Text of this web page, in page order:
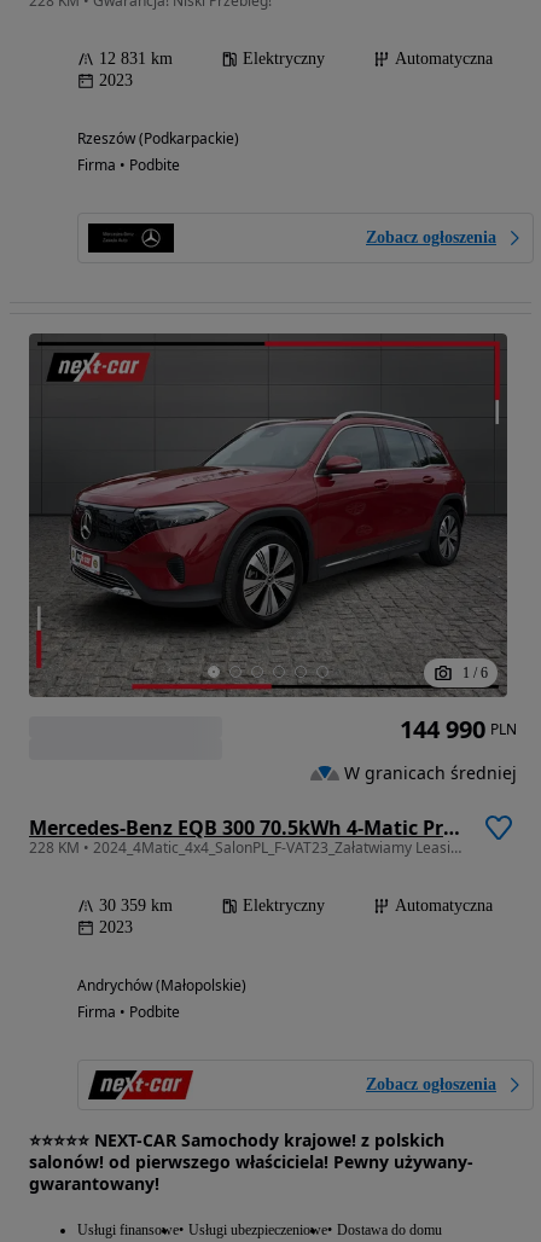
12 831 km Elektryczny
Automatyczna
2023
Rzeszów (Podkarpackie)
Firma • Podbite
Zobacz ogłoszenia
1 / 6
Mercedes-Benz EQB 300 70.5kWh 4-Matic Progressive
228 KM • 2024_4Matic_4x4_SalonPL_F-VAT23_Załatwiamy Leasing_Super_Okazja!
30 359 km Elektryczny
Automatyczna
2023
Andrychów (Małopolskie)
Firma • Podbite
Zobacz ogłoszenia
⭐️⭐️⭐️⭐️⭐️ NEXT-CAR Samochody krajowe! z polskich
salonów! od pierwszego właściciela! Pewny używany-
gwarantowany!
Usługi finansowe Usługi ubezpieczeniowe Dostawa do domu
144 990 PLN
W granicach średniej